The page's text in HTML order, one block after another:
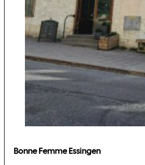
Bonne Femme Essingen